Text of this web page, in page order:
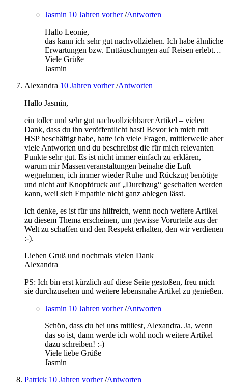
Jasmin 10 Jahren vorher/Antworten
Hallo Leonie,
das kann ich sehr gut nachvollziehen. Ich habe ähnliche
Erwartungen bzw. Enttäuschungen auf Reisen erlebt…
Viele Grüße
Jasmin
Alexandra 10 Jahren vorher/Antworten
Hallo Jasmin,
ein toller und sehr gut nachvollziehbarer Artikel – vielen
Dank, dass du ihn veröffentlicht hast! Bevor ich mich mit
HSP beschäftigt habe, hatte ich viele Fragen, mittlerweile aber
viele Antworten und du beschreibst die für mich relevanten
Punkte sehr gut. Es ist nicht immer einfach zu erklären,
warum mir Massenveranstaltungen beinahe die Luft
wegnehmen, ich immer wieder Ruhe und Rückzug benötige
und nicht auf Knopfdruck auf „Durchzug“ geschalten werden
kann, weil sich Empathie nicht ganz ablegen lässt.
Ich denke, es ist für uns hilfreich, wenn noch weitere Artikel
zu diesem Thema erscheinen, um gewisse Vorurteile aus der
Welt zu schaffen und den Respekt erhalten, den wir verdienen
:-).
Lieben Gruß und nochmals vielen Dank
Alexandra
PS: Ich bin erst kürzlich auf diese Seite gestoßen, freu mich
sie durchzusehen und weitere lebensnahe Artikel zu genießen.
Jasmin 10 Jahren vorher/Antworten
Schön, dass du bei uns mitliest, Alexandra. Ja, wenn
das so ist, dann werde ich wohl noch weitere Artikel
dazu schreiben! :-)
Viele liebe Grüße
Jasmin
Patrick 10 Jahren vorher/Antworten